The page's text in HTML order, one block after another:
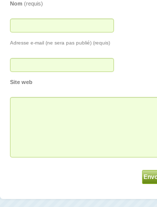
Nom (requis)
Adresse e-mail (ne sera pas publié) (requis)
Site web